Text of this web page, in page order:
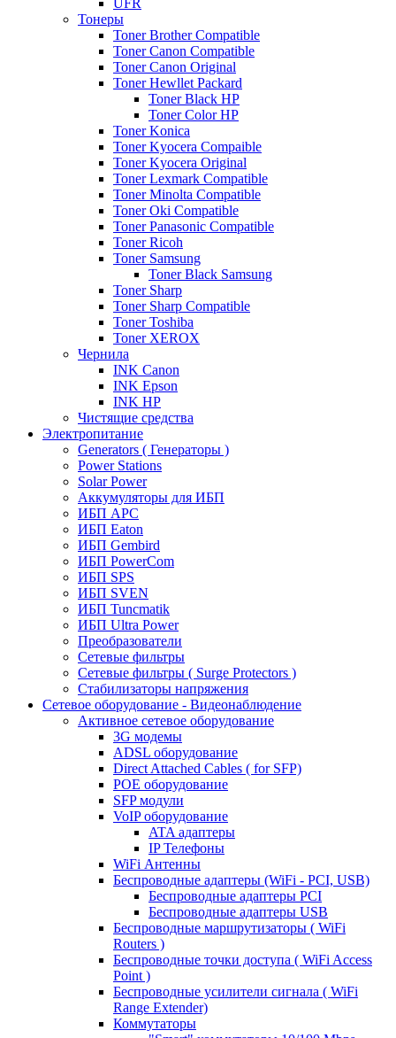
UFR
Тонеры
Toner Brother Compatible
Toner Canon Compatible
Toner Canon Original
Toner Hewllet Packard
Toner Black HP
Toner Color HP
Toner Konica
Toner Kyocera Compaible
Toner Kyocera Original
Toner Lexmark Compatible
Toner Minolta Compatible
Toner Oki Compatible
Toner Panasonic Compatible
Toner Ricoh
Toner Samsung
Toner Black Samsung
Toner Sharp
Toner Sharp Compatible
Toner Toshiba
Toner XEROX
Чернила
INK Canon
INK Epson
INK HP
Чистящие средства
Электропитание
Generators ( Генераторы )
Power Stations
Solar Power
Аккумуляторы для ИБП
ИБП APC
ИБП Eaton
ИБП Gembird
ИБП PowerCom
ИБП SPS
ИБП SVEN
ИБП Tuncmatik
ИБП Ultra Power
Преобразователи
Сетевые фильтры
Сетевые фильтры ( Surge Protectors )
Стабилизаторы напряжения
Сетевое оборудование - Видеонаблюдение
Активное сетевое оборудование
3G модемы
ADSL оборудование
Direct Attached Cables ( for SFP)
POE оборудование
SFP модули
VoIP оборудование
ATA адаптеры
IP Телефоны
WiFi Антенны
Беспроводные адаптеры (WiFi - PCI, USB)
Беспроводные адаптеры PCI
Беспроводные адаптеры USB
Беспроводные маршрутизаторы ( WiFi
Routers )
Беспроводные точки доступа ( WiFi Access
Point )
Беспроводные усилители сигнала ( WiFi
Range Extender)
Коммутаторы